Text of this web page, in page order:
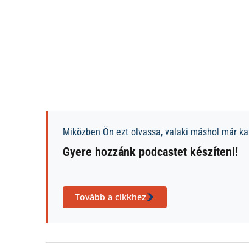
Miközben Ön ezt olvassa, valaki máshol már
Gyere hozzánk podcastet készíteni!
Tovább a cikkhez